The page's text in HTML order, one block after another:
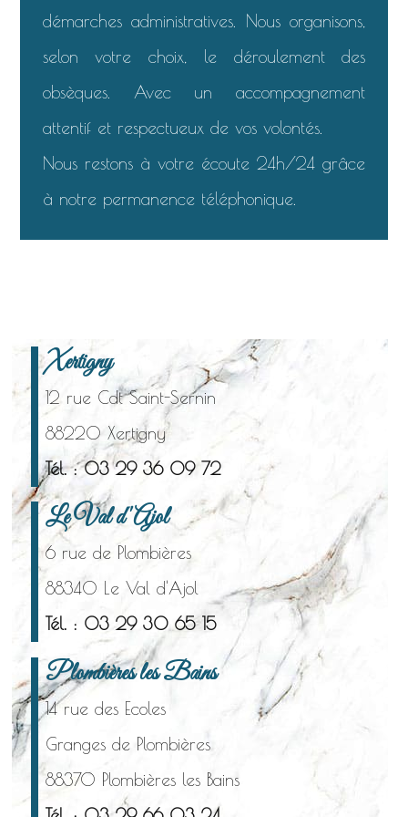
démarches administratives. Nous organisons,
selon votre choix, le déroulement des
obsèques. Avec un accompagnement
attentif et respectueux de vos volontés.
Nous restons à votre écoute 24h/24 grâce
à notre permanence téléphonique.
Xertigny
12 rue Cdt Saint-Sernin
88220 Xertigny
Tél. : 03 29 36 09 72
Le Val d'Ajol
6 rue de Plombières
88340 Le Val d'Ajol
Tél. : 03 29 30 65 15
Plombières les Bains
14 rue des Ecoles
Granges de Plombières
88370 Plombières les Bains